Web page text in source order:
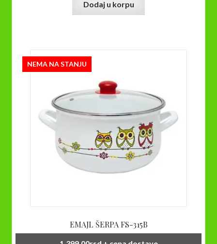
Dodaj u korpu
NEMA NA STANJU
EMAJL ŠERPA FS-315B